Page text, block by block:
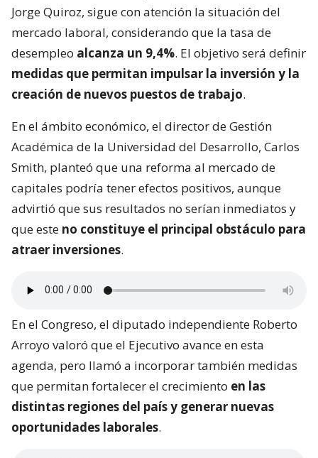
Jorge Quiroz, sigue con atención la situación del
mercado laboral, considerando que la tasa de
desempleo alcanza un 9,4%. El objetivo será definir
medidas que permitan impulsar la inversión y la
creación de nuevos puestos de trabajo.
En el ámbito económico, el director de Gestión
Académica de la Universidad del Desarrollo, Carlos
Smith, planteó que una reforma al mercado de
capitales podría tener efectos positivos, aunque
advirtió que sus resultados no serían inmediatos y
que este no constituye el principal obstáculo para
atraer inversiones.
En el Congreso, el diputado independiente Roberto
Arroyo valoró que el Ejecutivo avance en esta
agenda, pero llamó a incorporar también medidas
que permitan fortalecer el crecimiento en las
distintas regiones del país y generar nuevas
oportunidades laborales.